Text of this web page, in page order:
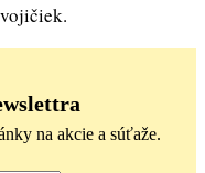
na akcie a súťaže.